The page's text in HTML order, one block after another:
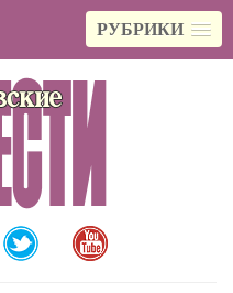
РУБРИКИ